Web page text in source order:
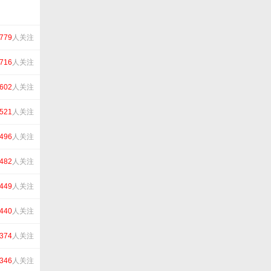
人关注
人关注
人关注
人关注
人关注
人关注
人关注
人关注
人关注
人关注